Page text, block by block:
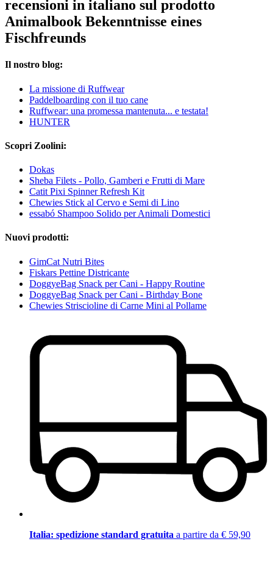
recensioni in italiano sul prodotto
Animalbook Bekenntnisse eines
Fischfreunds
Il nostro blog:
La missione di Ruffwear
Paddelboarding con il tuo cane
Ruffwear: una promessa mantenuta... e testata!
HUNTER
Scopri Zoolini:
Dokas
Sheba Filets - Pollo, Gamberi e Frutti di Mare
Catit Pixi Spinner Refresh Kit
Chewies Stick al Cervo e Semi di Lino
essabó Shampoo Solido per Animali Domestici
Nuovi prodotti:
GimCat Nutri Bites
Fiskars Pettine Districante
DoggyeBag Snack per Cani - Happy Routine
DoggyeBag Snack per Cani - Birthday Bone
Chewies Striscioline di Carne Mini al Pollame
Italia: spedizione standard gratuita a partire da € 59,90